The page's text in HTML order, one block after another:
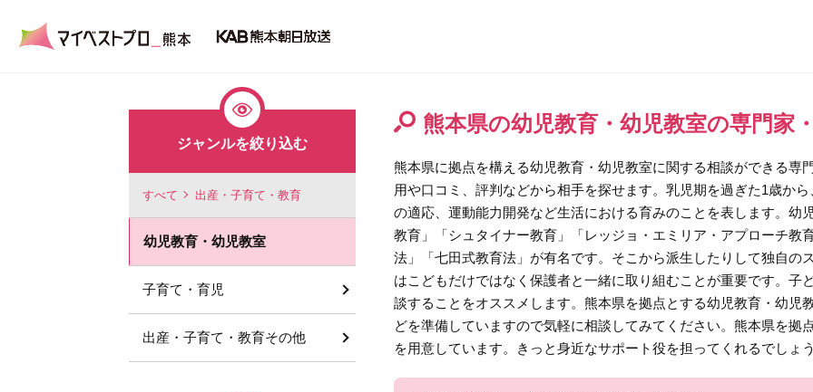
熊本県の幼児教育・幼児教室の専門家
熊本県に拠点を構える幼児教育・幼児教室に関する相談ができる専
用や口コミ、評判などから相手を探せます。乳児期を過ぎた1歳か
の適応、運動能力開発など生活における育みのことを表します。幼
教育」「シュタイナー教育」「レッジョ・エミリア・アプローチ教
法」「七田式教育法」が有名です。そこから派生したりして独自の
はこどもだけではなく保護者と一緒に取り組むことが重要です。子
談することをオススメします。熊本県を拠点とする幼児教育・幼児
どを準備していますので気軽に相談してみてください。熊本県を拠
を用意しています。きっと身近なサポート役を担ってくれるでしょう
ジャンルを絞り込む
すべて 出産・子育て・教育
幼児教育・幼児教室
子育て・育児
出産・子育て・教育その他